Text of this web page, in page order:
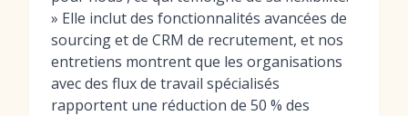
» Elle inclut des fonctionnalités avancées de
sourcing et de CRM de recrutement, et nos
entretiens montrent que les organisations
avec des flux de travail spécialisés
rapportent une réduction de 50 % des